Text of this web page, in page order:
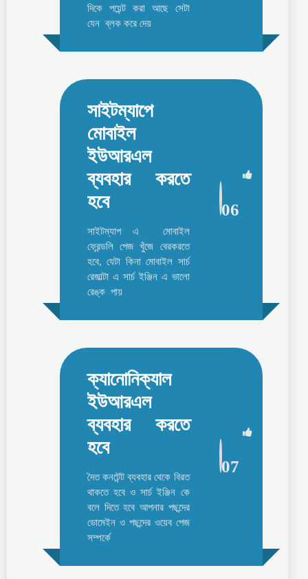
দিকে পয়েন্ট করা আছে সেটা
যেন ব্লক করে দেয়
সাইটম্যাপে
মোবাইল
ইউআরএল
ব্যবহার করতে
হবে
সাইটম্যাপ এ মোবাইল
ফ্রেন্ডলি পেজ খুঁজে বেরকরতে
হবে, যেটা কিনা মোবাইল সার্চ
রেজাল্টা এ সার্চ ইঞ্জিন এ ভালো
রেঙ্ক পায়
06
ক্যানোনিক্যাল
ইউআরএল
ব্যবহার করতে
হবে
দৈত কনটেন্ট ব্যবহার থেকে বিরত
থাকতে হবে ও সার্চ ইঞ্জিন কে
বলে দিতে হবে আপনার পছন্দের
ডোমেইন ও পছন্দের ওয়েব পেজ
সম্পর্কে
07